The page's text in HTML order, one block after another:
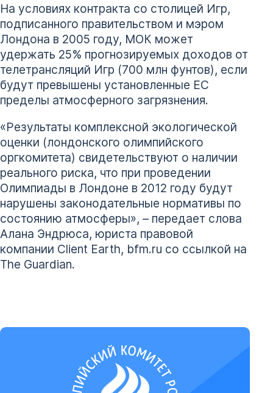
На условиях контракта со столицей Игр,
подписанного правительством и мэром
Лондона в 2005 году, МОК может
удержать 25% прогнозируемых доходов от
телетрансляций Игр (700 млн фунтов), если
будут превышены установленные ЕС
пределы атмосферного загрязнения.
«Результаты комплексной экологической
оценки (лондонского олимпийского
оргкомитета) свидетельствуют о наличии
реального риска, что при проведении
Олимпиады в Лондоне в 2012 году будут
нарушены законодательные нормативы по
состоянию атмосферы», – передает слова
Алана Эндрюса, юриста правовой
компании Client Earth, bfm.ru со ссылкой на
The Guardian.